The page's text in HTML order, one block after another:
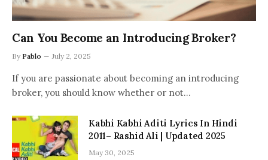
Can You Become an Introducing Broker?
By Pablo July 2, 2025
If you are passionate about becoming an introducing
broker, you should know whether or not…
Kabhi Kabhi Aditi Lyrics In Hindi
2011– Rashid Ali | Updated 2025
May 30, 2025